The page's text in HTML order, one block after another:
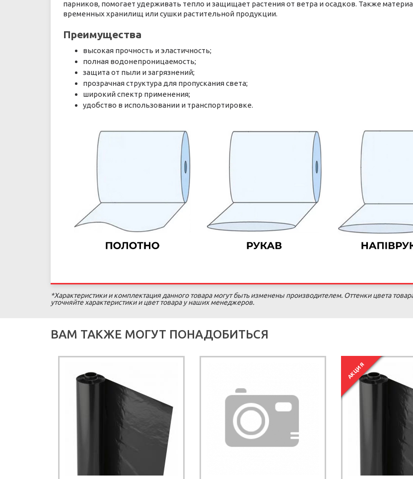
парников, помогает удерживать тепло и защищает растения от ветра и осадков. Также
временных хранилищ или сушки растительной продукции.
Преимущества
высокая прочность и эластичность;
полная водонепроницаемость;
защита от пыли и загрязнений;
прозрачная структура для пропускания света;
широкий спектр применения;
удобство в использовании и транспортировке.
*Характеристики и комплектация данного товара могут быть изменены производителем. Оттенки цвета
уточняйте характеристики и цвет товара у наших менеджеров.
ВАМ ТАКЖЕ МОГУТ ПОНАДОБИТЬСЯ
АКЦИЯ